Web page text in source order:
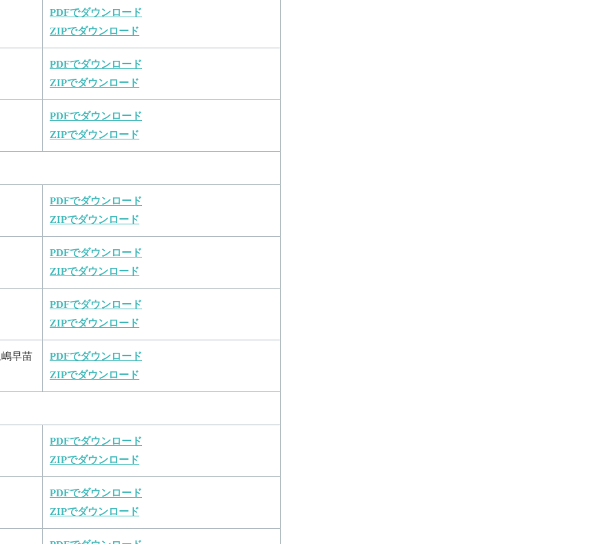
PDFでダウンロード
ZIPでダウンロード
PDFでダウンロード
ZIPでダウンロード
PDFでダウンロード
ZIPでダウンロード
PDFでダウンロード
ZIPでダウンロード
PDFでダウンロード
ZIPでダウンロード
PDFでダウンロード
ZIPでダウンロード
早苗
PDFでダウンロード
ZIPでダウンロード
PDFでダウンロード
ZIPでダウンロード
PDFでダウンロード
ZIPでダウンロード